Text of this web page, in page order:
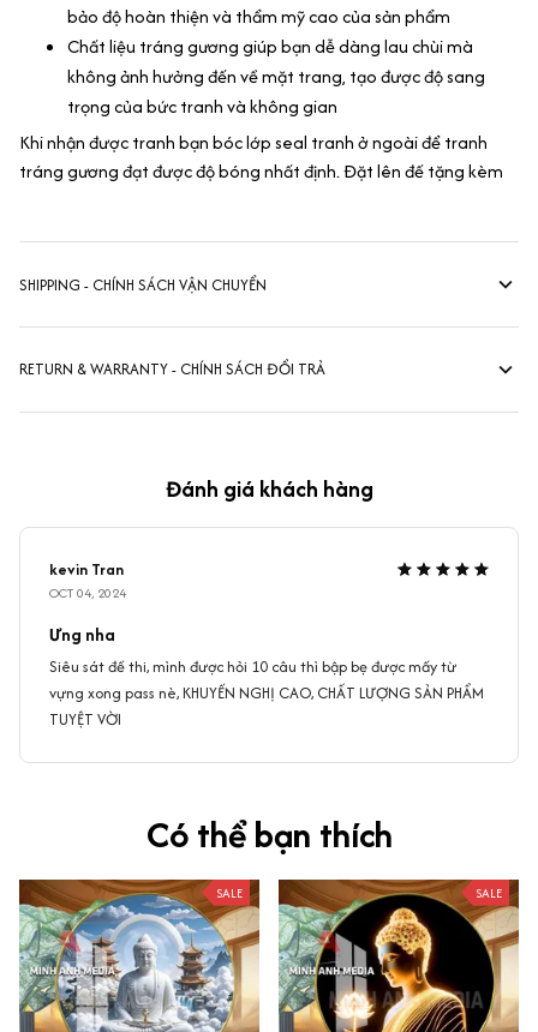
bảo độ hoàn thiện và thẩm mỹ cao của sản phẩm
Chất liệu tráng gương giúp bạn dễ dàng lau chùi mà
không ảnh hưởng đến về mặt trang, tạo được độ sang
trọng của bức tranh và không gian
Khi nhận được tranh bạn bóc lớp seal tranh ở ngoài để tranh
tráng gương đạt được độ bóng nhất định. Đặt lên đế tặng kèm
SHIPPING - CHÍNH SÁCH VẬN CHUYỂN
RETURN & WARRANTY - CHÍNH SÁCH ĐỔI TRẢ
Đánh giá khách hàng
kevin Tran
OCT 04, 2024
Ưng nha
Siêu sát đề thi, mình được hỏi 10 câu thì bập bẹ được mấy từ
vựng xong pass nè, KHUYẾN NGHỊ CAO, CHẤT LƯỢNG SẢN PHẨM
TUYỆT VỜI
Có thể bạn thích
SALE SALE